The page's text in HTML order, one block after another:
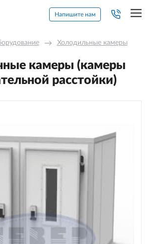
Напишите нам
→ Холодильные камеры
камеры (камеры
расстойки)